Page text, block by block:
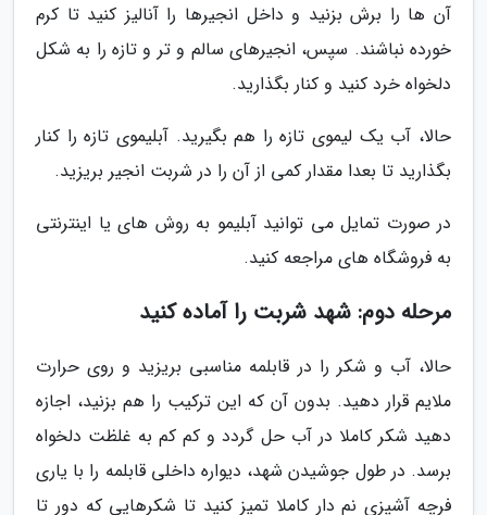
آن ها را برش بزنید و داخل انجیرها را آنالیز کنید تا کرم
خورده نباشند. سپس، انجیرهای سالم و تر و تازه را به شکل
دلخواه خرد کنید و کنار بگذارید.
حالا، آب یک لیموی تازه را هم بگیرید. آبلیموی تازه را کنار
بگذارید تا بعدا مقدار کمی از آن را در شربت انجیر بریزید.
در صورت تمایل می توانید آبلیمو به روش های یا اینترنتی
به فروشگاه های مراجعه کنید.
مرحله دوم: شهد شربت را آماده کنید
حالا، آب و شکر را در قابلمه مناسبی بریزید و روی حرارت
ملایم قرار دهید. بدون آن که این ترکیب را هم بزنید، اجازه
دهید شکر کاملا در آب حل گردد و کم کم به غلظت دلخواه
برسد. در طول جوشیدن شهد، دیواره داخلی قابلمه را با یاری
فرچه آشپزی نم دار کاملا تمیز کنید تا شکرهایی که دور تا